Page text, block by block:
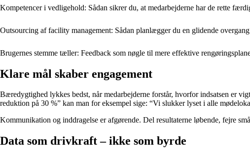
Kompetencer i vedligehold: Sådan sikrer du, at medarbejderne har de rette
Outsourcing af facility management: Sådan planlægger du en glidende overgang
Brugernes stemme tæller: Feedback som nøgle til mere effektive
Klare mål skaber engagement
Bæredygtighed lykkes bedst, når medarbejderne forstår, hvorfor indsatsen er
reduktion på 30 %” kan man for eksempel sige: “Vi slukker lyset i alle
Kommunikation og inddragelse er afgørende. Del resultaterne løbende, fejre
Data som drivkraft – ikke som byrde